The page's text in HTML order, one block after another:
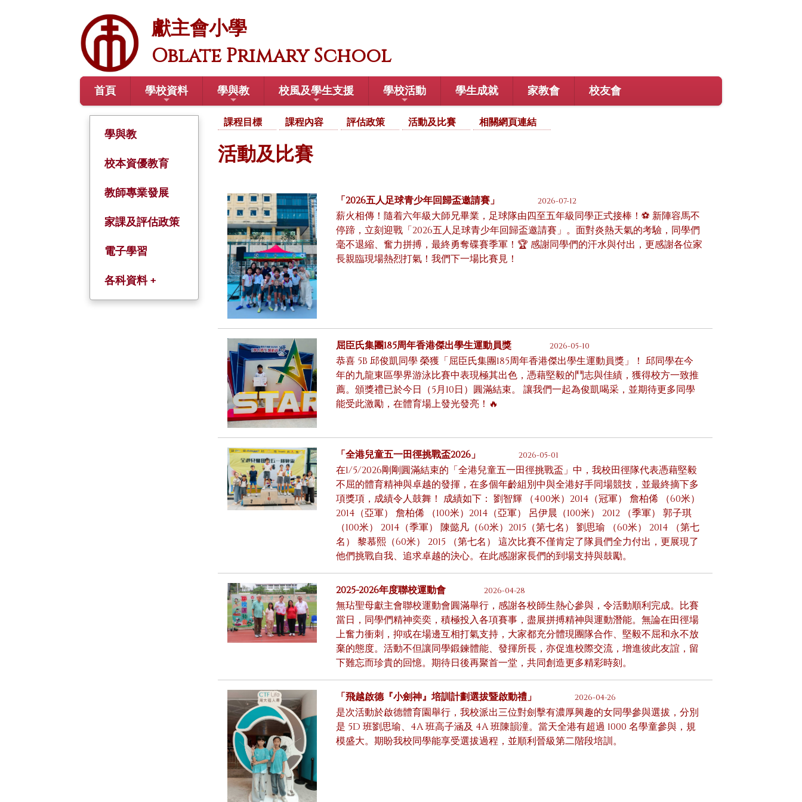
獻主會小學
Oblate Primary School
首頁 學校資料 學與教 校風及學生支援 學校活動 學生成就 家教會 校友會
學與教
校本資優教育
教師專業發展
家課及評估政策
電子學習
各科資料 +
課程目標 課程內容 評估政策 活動及比賽 相關網頁連結
活動及比賽
「2026五人足球青少年回歸盃邀請賽」 2026-07-12
薪火相傳！隨着六年級大師兄畢業，足球隊由四至五年級同學正式接棒！⚽ 新陣容馬不
停蹄，立刻迎戰「2026五人足球青少年回歸盃邀請賽」。面對炎熱天氣的考驗，同學們
毫不退縮、奮力拼搏，最終勇奪碟賽季軍！🏆 感謝同學們的汗水與付出，更感謝各位家
長親臨現場熱烈打氣！我們下一場比賽見！
屈臣氏集團185周年香港傑出學生運動員獎 2026-05-10
恭喜 5B 邱俊凱同學 榮獲「屈臣氏集團185周年香港傑出學生運動員獎」！ 邱同學在今
年的九龍東區學界游泳比賽中表現極其出色，憑藉堅毅的鬥志與佳績，獲得校方一致推
薦。頒獎禮已於今日（5月10日）圓滿結束。 讓我們一起為俊凱喝采，並期待更多同學
能受此激勵，在體育場上發光發亮！🔥
「全港兒童五一田徑挑戰盃2026」 2026-05-01
在1/5/2026剛剛圓滿結束的「全港兒童五一田徑挑戰盃」中，我校田徑隊代表憑藉堅毅
不屈的體育精神與卓越的發揮，在多個年齡組別中與全港好手同場競技，並最終摘下多
項獎項，成績令人鼓舞！ 成績如下： 劉智輝 （400米）2014（冠軍） 詹柏俙 （60米）
2014（亞軍） 詹柏俙 （100米）2014（亞軍） 呂伊晨（100米） 2012 （季軍） 郭子琪
（100米） 2014（季軍） 陳懿凡（60米）2015（第七名） 劉思瑜 （60米） 2014 （第七
名） 黎慕熙（60米） 2015 （第七名） 這次比賽不僅肯定了隊員們全力付出，更展現了
他們挑戰自我、追求卓越的決心。在此感謝家長們的到場支持與鼓勵。
2025-2026年度聯校運動會 2026-04-28
無玷聖母獻主會聯校運動會圓滿舉行，感謝各校師生熱心參與，令活動順利完成。比賽
當日，同學們精神奕奕，積極投入各項賽事，盡展拼搏精神與運動潛能。無論在田徑場
上奮力衝刺，抑或在場邊互相打氣支持，大家都充分體現團隊合作、堅毅不屈和永不放
棄的態度。活動不但讓同學鍛鍊體能、發揮所長，亦促進校際交流，增進彼此友誼，留
下難忘而珍貴的回憶。期待日後再聚首一堂，共同創造更多精彩時刻。
「飛越啟德『小劍神』培訓計劃選拔暨啟動禮」 2026-04-26
是次活動於啟德體育園舉行，我校派出三位對劍擊有濃厚興趣的女同學參與選拔，分別
是 5D 班劉思瑜、4A 班高子涵及 4A 班陳韻潼。當天全港有超過 1000 名學童參與，規
模盛大。期盼我校同學能享受選拔過程，並順利晉級第二階段培訓。